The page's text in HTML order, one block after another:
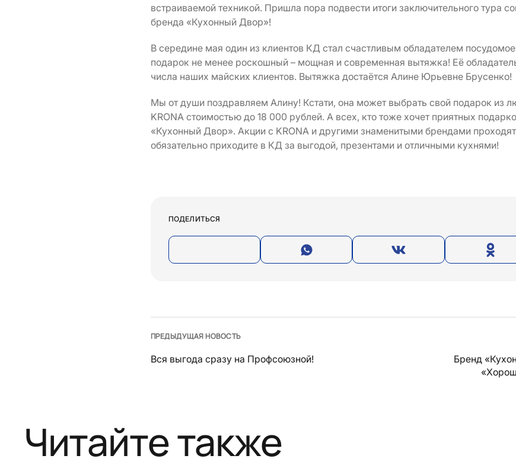
встраиваемой техникой. Пришла пора подвести итоги заключительного тура
бренда «Кухонный Двор»!
В середине мая один из клиентов КД стал счастливым обладателем
подарок не менее роскошный – мощная и современная вытяжка! Её
числа наших майских клиентов. Вытяжка достаётся Алине Юрьевне Брусенко!
Мы от души поздравляем Алину! Кстати, она может выбрать свой подарок из
KRONA стоимостью до 18 000 рублей. А всех, кто тоже хочет приятных
«Кухонный Двор». Акции с KRONA и другими знаменитыми брендами проходят
обязательно приходите в КД за выгодой, презентами и отличными кухнями!
ПОДЕЛИТЬСЯ
ПРЕДЫДУЩАЯ НОВОСТЬ
Вся выгода сразу на Профсоюзной!
Бренд
Читайте также